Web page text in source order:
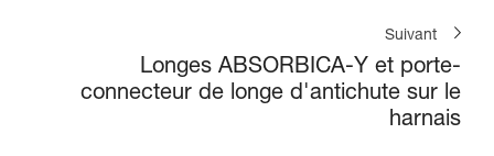
Suivant
Longes ABSORBICA-Y et porte-
connecteur de longe d'antichute sur le
harnais